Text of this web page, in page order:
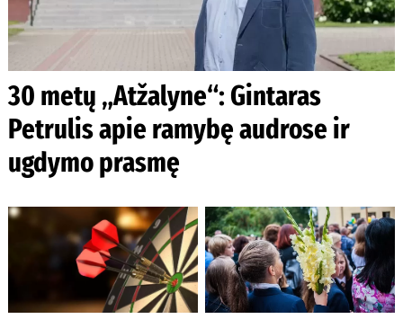
30 metų „Atžalyne“: Gintaras
Petrulis apie ramybę audrose ir
ugdymo prasmę